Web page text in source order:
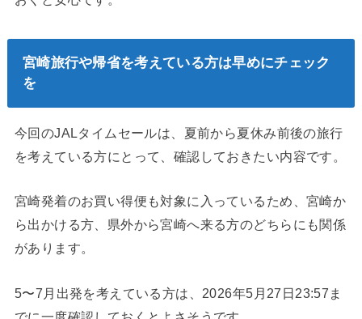
宮崎旅行や帰省を考えている方は早めにチェック
を
今回のJALタイムセールは、夏前から夏休み前後の旅行
を考えている方にとって、確認しておきたい内容です。
宮崎発着のお買い得便も対象に入っているため、宮崎か
ら出かける方、県外から宮崎へ来る方のどちらにも関係
があります。
5〜7月出発を考えている方は、2026年5月27日23:57ま